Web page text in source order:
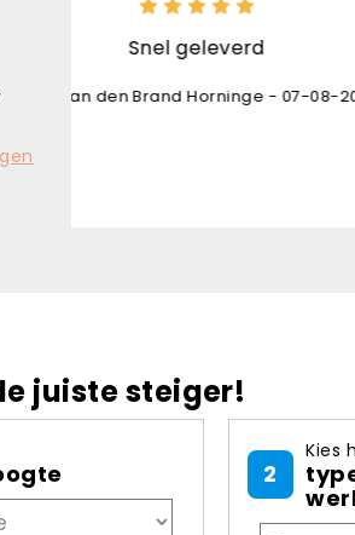
2026
Uitstekende
Karl Bruninx -
juiste steiger!
2
Kies